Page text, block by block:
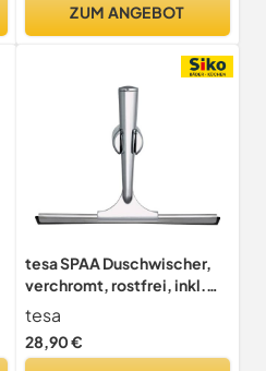
Abfalleimer für Gäste-WC
Fassungsvermögen (Grau)
ZUM ANGEBOT
tesa SPAA Duschwischer,
verchromt, rostfrei, inkl.
Halterung und Klebelösung,
weiche Gummilippe,
175mm x 239mm x 55mm
tesa
28,90 €